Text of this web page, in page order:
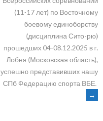
(11-17 лет) по Восточному
боевому единоборству
(дисциплина Сито-рю)
прошедших 04-08.12.2025 в г.
Лобня (Московская область),
успешно представивших нашу
СПб Федерацию спорта ВБЕ.
→